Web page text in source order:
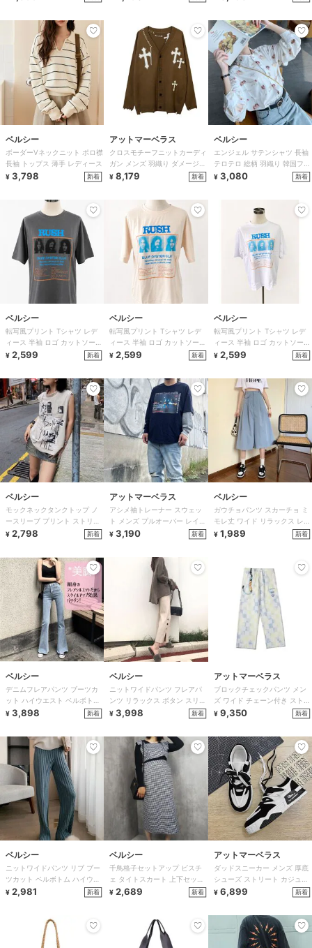
ベルシー
ボーダーVネックニット ポロ襟
長袖 トップス 薄手 レディース
¥ 3,798 新着
アットマーベラス
クロスモチーフニットカーディ
ガン メンズ 羽織り ダメージ加
工 Vネック
¥ 8,179 新着
ベルシー
エンジェル サテンシャツ 長袖
テロテロ 総柄 羽織り 韓国ファ
ッション
¥ 3,080 新着
ベルシー
転写風プリント Tシャツ レデ
ィース 半袖 ロゴ カットソー
シンプル 韓国ファッション
¥ 2,599 新着
ベルシー
転写風プリント Tシャツ レデ
ィース 半袖 ロゴ カットソー
シンプル 韓国ファッション
¥ 2,599 新着
ベルシー
転写風プリント Tシャツ レデ
ィース 半袖 ロゴ カットソー
シンプル 韓国ファッション
¥ 2,599 新着
ベルシー
モックネックタンクトップ ノ
ースリーブ プリント ストリー
ト レディース
¥ 2,798 新着
アットマーベラス
アシメ袖トレーナー スウェッ
ト メンズ プルオーバー レイヤ
ード ストリート
¥ 3,190 新着
ベルシー
ガウチョパンツ スカーチョ ミ
モレ丈 ワイド リラックス レデ
ィース
¥ 1,989 新着
ベルシー
デニムフレアパンツ ブーツカ
ット ハイウエスト ベルボトム
ジーンズ
¥ 3,898 新着
ベルシー
ニットワイドパンツ フレアパ
ンツ リラックス ボタン スリッ
ト
¥ 3,998 新着
アットマーベラス
ブロックチェックパンツ メン
ズ ワイド チェーン付き ストリ
ート ゆったり
¥ 9,350 新着
ベルシー
ニットワイドパンツ リブ ブー
ツカット ベルボトム ハイウエ
スト
¥ 2,981 新着
ベルシー
千鳥格子セットアップ ビスチ
ェ タイトスカート 上下セット
秋冬
¥ 2,689 新着
アットマーベラス
ダッドスニーカー メンズ 厚底
シューズ ストリート カジュア
ル
¥ 6,899 新着